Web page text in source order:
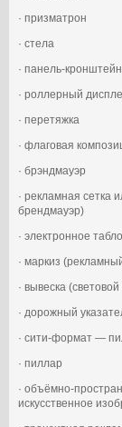
· призматрон
· стела
· панель-кронштейн
· роллерный
· перетяжка
· флаговая
· брэндмауэр
· рекламная сетка
брендмауэр)
· электронное
· маркиз
· вывеска
· дорожный
· сити-формат —
· пиллар
· объёмно-
искусственное